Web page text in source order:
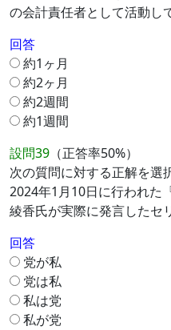
の会計責任者として活動し
回答
約1ヶ月
約2ヶ月
約2週間
約1週間
設問39 （正答率50%）
次の質問に対する正解を選
2024年1月10日に行われた
綾香氏が実際に発言したセ
回答
党が私
党は私
私は党
私が党